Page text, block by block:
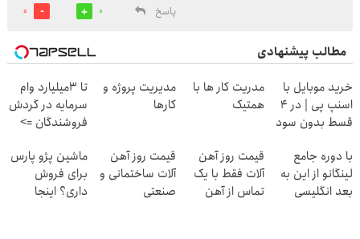
پاسخ
0
0
مطالب پیشنهادی
خرید موبایل با
اسنپ پی | در ۴
قسط بدون سود
مدریت کار ها با
همتیک
مدیریت پروژه و
کارها
تا 3میلیارد وام
سرمایه در گردش
فروشندگان =>
ثبت کن
با دوره جامع
لینگانو از این به
بعد انگلیسی
قیمت روز آهن
آلات فقط با یک
تماس از آهن
قیمت روز آهن
آلات ساختمانی و
صنعتی
ماشین پژو پارس
برای فروش
داری؟ اینجا